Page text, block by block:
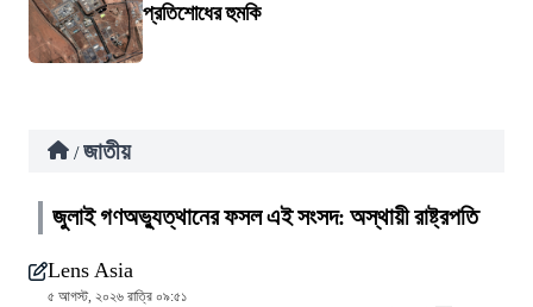
প্রতিশোধের হুমকি
/ জাতীয়
জুলাই গণঅভ্যুত্থানের ফসল এই সংসদ: অস্থায়ী রাষ্ট্রপতি
Lens Asia
৫ আগস্ট, ২০২৬ রাত্রি ০৯:৫১